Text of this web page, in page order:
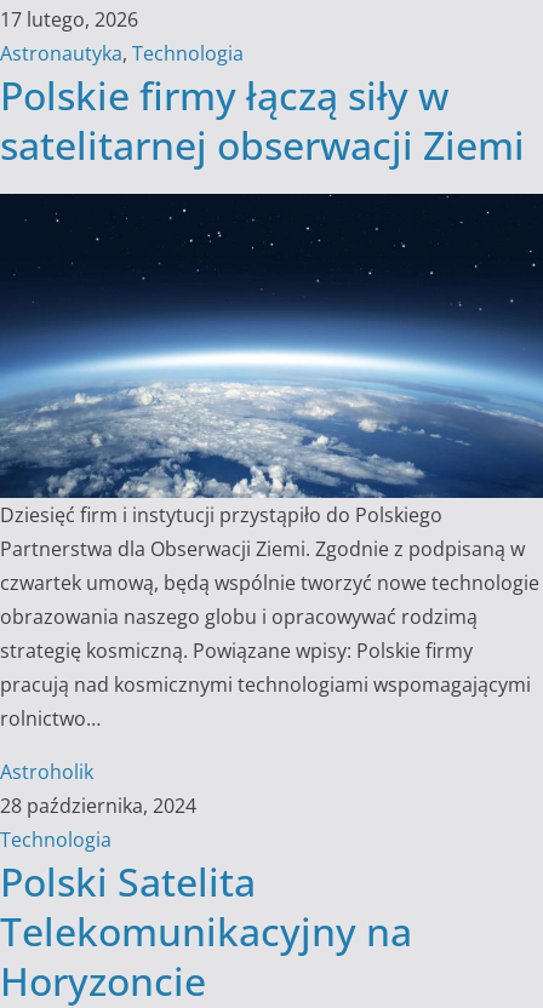
17 lutego, 2026
Astronautyka, Technologia
Polskie firmy łączą siły w
satelitarnej obserwacji Ziemi
Dziesięć firm i instytucji przystąpiło do Polskiego
Partnerstwa dla Obserwacji Ziemi. Zgodnie z podpisaną w
czwartek umową, będą wspólnie tworzyć nowe technologie
obrazowania naszego globu i opracowywać rodzimą
strategię kosmiczną. Powiązane wpisy: Polskie firmy
pracują nad kosmicznymi technologiami wspomagającymi
rolnictwo…
Astroholik
28 października, 2024
Technologia
Polski Satelita
Telekomunikacyjny na
Horyzoncie